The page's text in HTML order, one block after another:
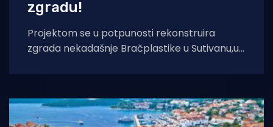
zgradu!
Projektom se u potpunosti rekonstruira
zgrada nekadašnje Bračplastike u Sutivanu,u
Turističko-informativni